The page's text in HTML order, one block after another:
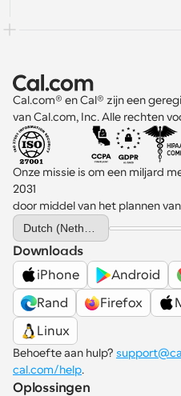
Cal.com® en Cal® zijn een
van Cal.com, Inc. Alle rechten
Onze missie is om een miljard
2031
door middel van het plannen
Select Language
Downloads
iPhone
Android
Rand
Firefox
Linux
Behoefte aan hulp?
cal.com/help.
Oplossingen